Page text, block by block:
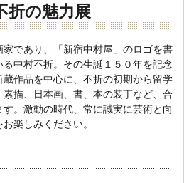
折の魅力展
であり、「新宿中村屋」のロゴを書
中村不折。その生誕１５０年を記念
作品を中心に、不折の初期から留学
描、日本画、書、本の装丁など、合
。激動の時代、常に誠実に芸術と向
楽しみください。